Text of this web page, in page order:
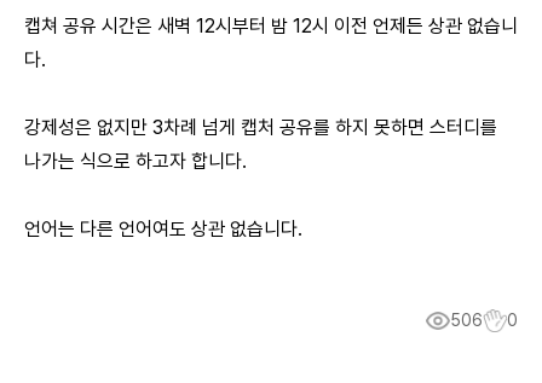
캡쳐 공유 시간은 새벽 12시부터 밤 12시 이전 언제든 상관 없습니
다.
강제성은 없지만 3차례 넘게 캡처 공유를 하지 못하면 스터디를
나가는 식으로 하고자 합니다.
언어는 다른 언어여도 상관 없습니다.
506 0